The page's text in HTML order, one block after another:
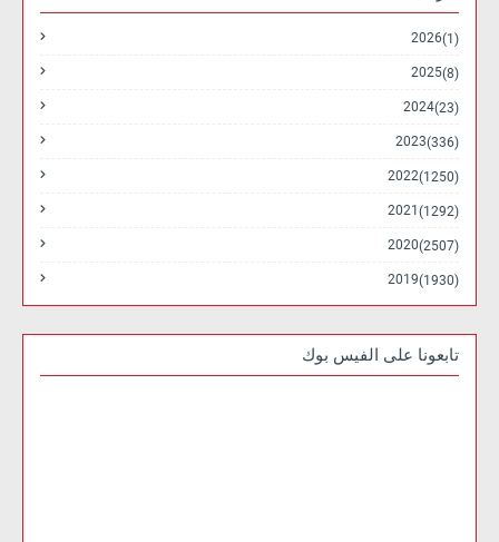
2026 (1)
2025 (8)
2024 (23)
2023 (336)
2022 (1250)
2021 (1292)
2020 (2507)
2019 (1930)
تابعونا على الفيس بوك